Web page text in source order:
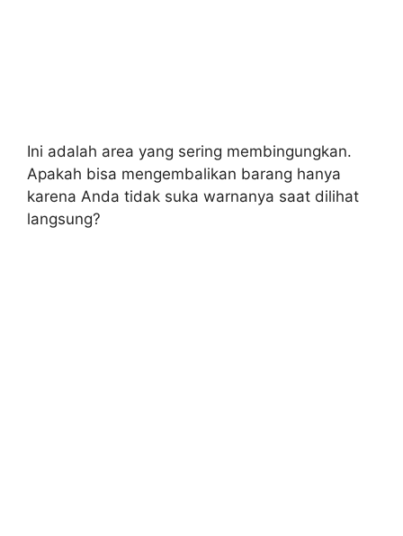
Ini adalah area yang sering membingungkan.
Apakah bisa mengembalikan barang hanya
karena Anda tidak suka warnanya saat dilihat
langsung?